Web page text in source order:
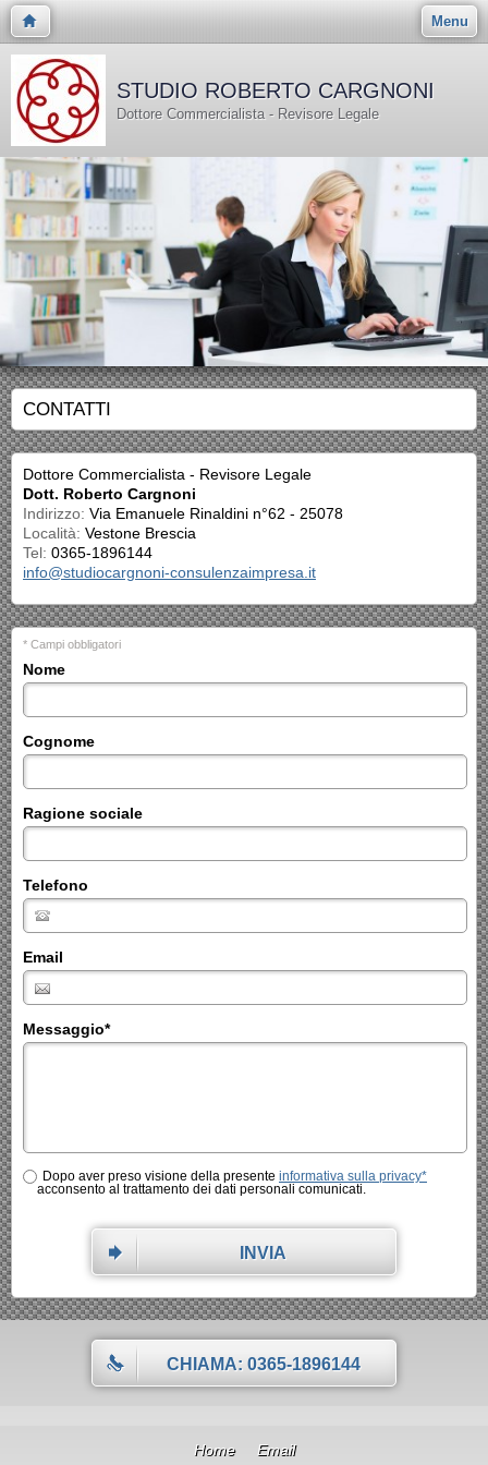
Menu
STUDIO ROBERTO CARGNONI
Dottore Commercialista - Revisore Legale
CONTATTI
Dottore Commercialista - Revisore Legale
Dott. Roberto Cargnoni
Indirizzo: Via Emanuele Rinaldini n°62 - 25078
Località: Vestone Brescia
Tel: 0365-1896144
info@studiocargnoni-consulenzaimpresa.it
* Campi obbligatori
Nome
Cognome
Ragione sociale
Telefono
Email
Messaggio*
Dopo aver preso visione della presente informativa sulla privacy*
acconsento al trattamento dei dati personali comunicati.
INVIA
CHIAMA: 0365-1896144
Home Email